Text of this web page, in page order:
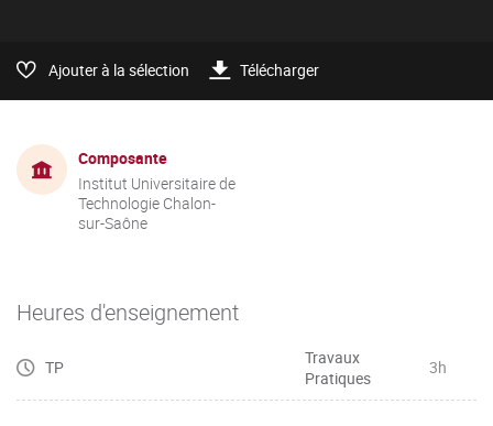
Ajouter à la sélection Télécharger
Composante
Institut Universitaire de
Technologie Chalon-
sur-Saône
Heures d'enseignement
TP
Travaux
Pratiques
3h